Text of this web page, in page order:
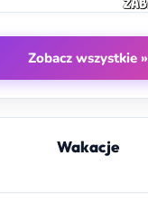
Zobacz wszystkie »
Wakacje